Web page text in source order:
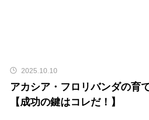
2025.10.10
アカシア・フロリバンダの育
【成功の鍵はコレだ！】